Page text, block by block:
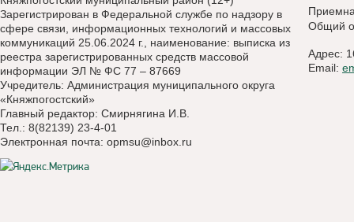
Зарегистрирован в Федеральной службе по надзору в
сфере связи, информационных технологий и массовых
коммуникаций 25.06.2024 г., наименование: выписка из
реестра зарегистрированных средств массовой
информации ЭЛ № ФС 77 – 87669
Учредитель: Администрация муниципального округа
«Княжпогостский»
Главный редактор: Смирнягина И.В.
Тел.: 8(82139) 23-4-01
Электронная почта: opmsu@inbox.ru
Общий
Адрес:
Email: